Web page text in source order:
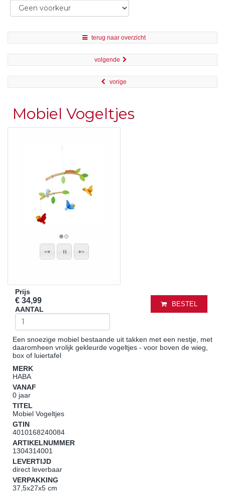
terug naar overzicht
volgende
vorige
Mobiel Vogeltjes
Prijs
€ 34,99
AANTAL
BESTEL
Een snoezige mobiel bestaande uit takken met een nestje, met
daaromheen vrolijk gekleurde vogeltjes - voor boven de wieg,
box of luiertafel
MERK
HABA
VANAF
0 jaar
TITEL
Mobiel Vogeltjes
GTIN
4010168240084
ARTIKELNUMMER
1304314001
LEVERTIJD
direct leverbaar
VERPAKKING
37,5x27x5 cm